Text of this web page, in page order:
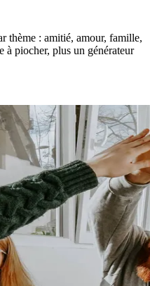
thème : amitié, amour, famille,
à piocher, plus un générateur